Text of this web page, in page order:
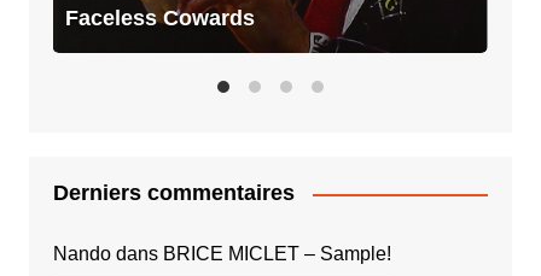
Cowards
Faceless Cowards
Derniers commentaires
Nandodans BRICE MICLET – Sample!